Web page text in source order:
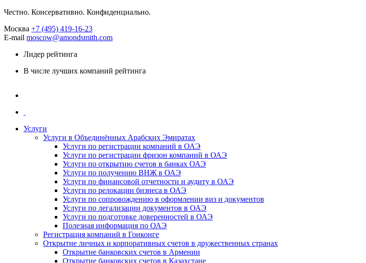
Честно. Консервативно. Конфиденциально.
Москва +7 (495) 419-16-23
E-mail moscow@amondsmith.com
Лидер рейтинга
В числе лучших компаний рейтинга
Услуги
Услуги в Объединённых Арабских Эмиратах
Услуги по регистрации компаний в ОАЭ
Услуги по регистрации фризон компаний в ОАЭ
Услуги по открытию счетов в банках ОАЭ
Услуги по получению ВНЖ в ОАЭ
Услуги по финансовой отчетности и аудиту в ОАЭ
Услуги по релокации бизнеса в ОАЭ
Услуги по сопровождению в оформлении виз и документов
Услуги по легализации документов в ОАЭ
Услуги по подготовке доверенностей в ОАЭ
Полезная информация по ОАЭ
Регистрация компаний в Гонконге
Открытие личных и корпоративных счетов в дружественных странах
Открытие банковских счетов в Армении
Открытие банковских счетов в Казахстане